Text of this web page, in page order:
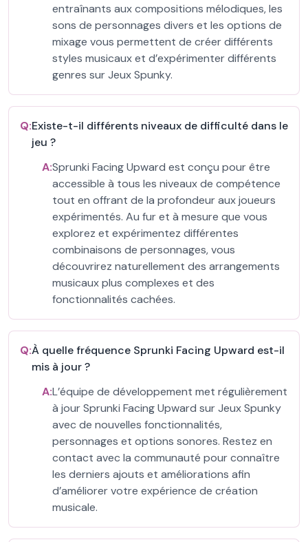
entraînants aux compositions mélodiques, les
sons de personnages divers et les options de
mixage vous permettent de créer différents
styles musicaux et d’expérimenter différents
genres sur Jeux Spunky.
Q:Existe-t-il différents niveaux de difficulté dans le
jeu ?
A:Sprunki Facing Upward est conçu pour être
accessible à tous les niveaux de compétence
tout en offrant de la profondeur aux joueurs
expérimentés. Au fur et à mesure que vous
explorez et expérimentez différentes
combinaisons de personnages, vous
découvrirez naturellement des arrangements
musicaux plus complexes et des
fonctionnalités cachées.
Q:À quelle fréquence Sprunki Facing Upward est-il
mis à jour ?
A:L’équipe de développement met régulièrement
à jour Sprunki Facing Upward sur Jeux Spunky
avec de nouvelles fonctionnalités,
personnages et options sonores. Restez en
contact avec la communauté pour connaître
les derniers ajouts et améliorations afin
d’améliorer votre expérience de création
musicale.